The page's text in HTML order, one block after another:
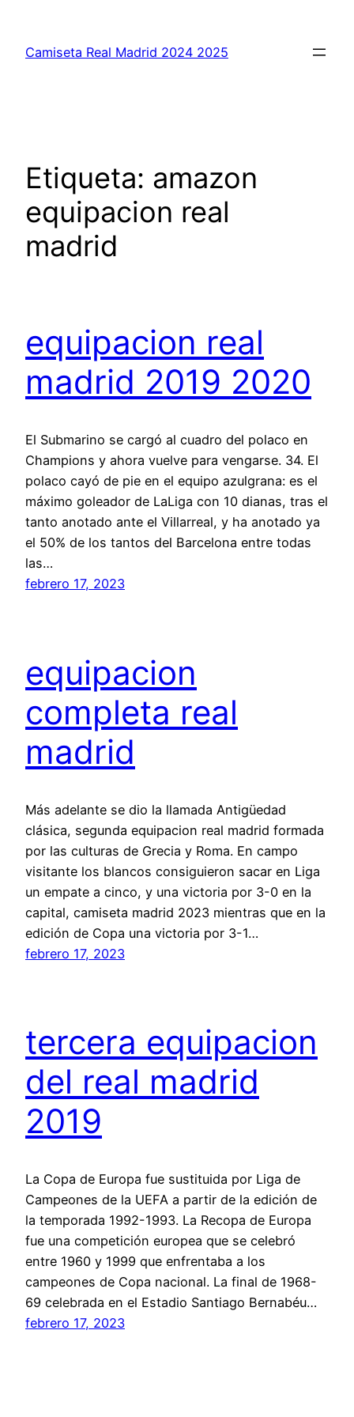
contenido
Camiseta Real Madrid 2024 2025
Etiqueta: amazon
equipacion real
madrid
equipacion real
madrid 2019 2020
El Submarino se cargó al cuadro del polaco en
Champions y ahora vuelve para vengarse. 34. El
polaco cayó de pie en el equipo azulgrana: es el
máximo goleador de LaLiga con 10 dianas, tras el
tanto anotado ante el Villarreal, y ha anotado ya
el 50% de los tantos del Barcelona entre todas
las…
febrero 17, 2023
equipacion
completa real
madrid
Más adelante se dio la llamada Antigüedad
clásica, segunda equipacion real madrid formada
por las culturas de Grecia y Roma. En campo
visitante los blancos consiguieron sacar en Liga
un empate a cinco, y una victoria por 3-0 en la
capital, camiseta madrid 2023 mientras que en la
edición de Copa una victoria por 3-1…
febrero 17, 2023
tercera equipacion
del real madrid
2019
La Copa de Europa fue sustituida por Liga de
Campeones de la UEFA a partir de la edición de
la temporada 1992-1993. La Recopa de Europa
fue una competición europea que se celebró
entre 1960 y 1999 que enfrentaba a los
campeones de Copa nacional. La final de 1968-
69 celebrada en el Estadio Santiago Bernabéu…
febrero 17, 2023